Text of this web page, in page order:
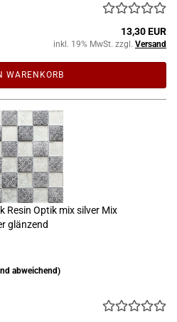
13,30 EUR
inkl. 19% MwSt. zzgl. Versand
WARENKORB
Resin Optik mix silver Mix
glänzend
abweichend)